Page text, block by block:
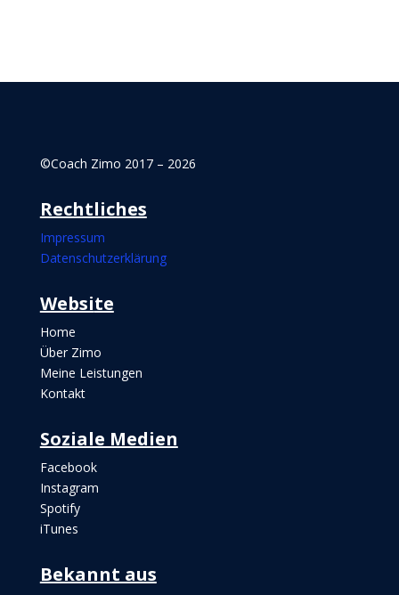
©Coach Zimo 2017 – 2026
Rechtliches
Impressum
Datenschutzerklärung
Website
Home
Über Zimo
Meine Leistungen
Kontakt
Soziale Medien
Facebook
Instagram
Spotify
iTunes
Bekannt aus